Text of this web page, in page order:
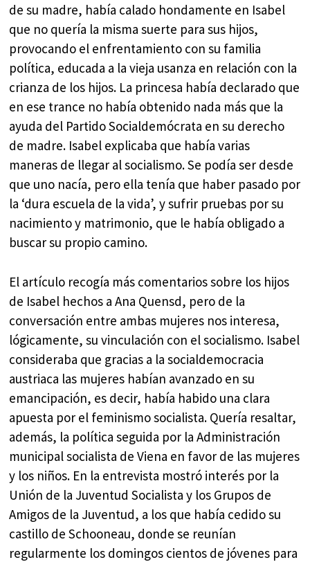
de su madre, había calado hondamente en Isabel
que no quería la misma suerte para sus hijos,
provocando el enfrentamiento con su familia
política, educada a la vieja usanza en relación con la
crianza de los hijos. La princesa había declarado que
en ese trance no había obtenido nada más que la
ayuda del Partido Socialdemócrata en su derecho
de madre. Isabel explicaba que había varias
maneras de llegar al socialismo. Se podía ser desde
que uno nacía, pero ella tenía que haber pasado por
la ‘dura escuela de la vida’, y sufrir pruebas por su
nacimiento y matrimonio, que le había obligado a
buscar su propio camino.
El artículo recogía más comentarios sobre los hijos
de Isabel hechos a Ana Quensd, pero de la
conversación entre ambas mujeres nos interesa,
lógicamente, su vinculación con el socialismo. Isabel
consideraba que gracias a la socialdemocracia
austriaca las mujeres habían avanzado en su
emancipación, es decir, había habido una clara
apuesta por el feminismo socialista. Quería resaltar,
además, la política seguida por la Administración
municipal socialista de Viena en favor de las mujeres
y los niños. En la entrevista mostró interés por la
Unión de la Juventud Socialista y los Grupos de
Amigos de la Juventud, a los que había cedido su
castillo de Schooneau, donde se reunían
regularmente los domingos cientos de jóvenes para